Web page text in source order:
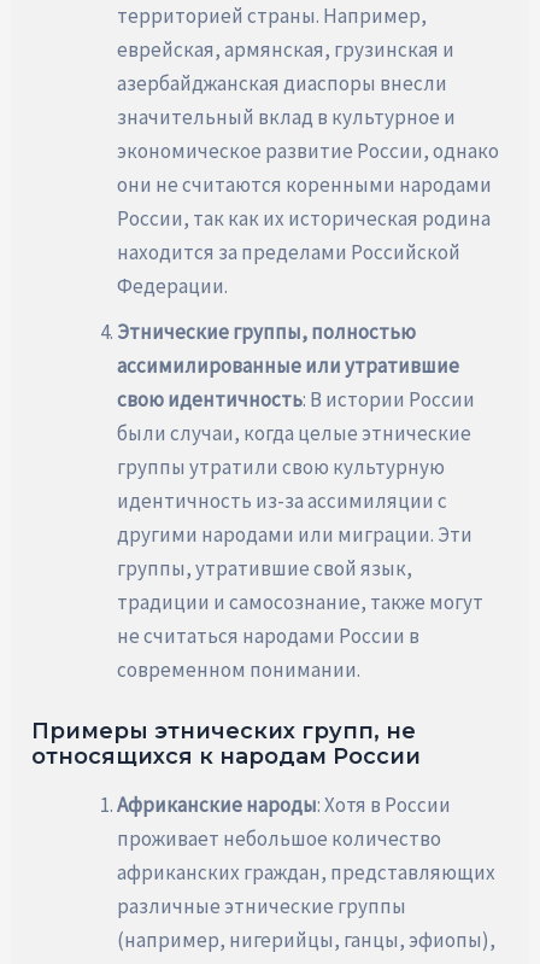
территорией страны. Например,
еврейская, армянская, грузинская и
азербайджанская диаспоры внесли
значительный вклад в культурное и
экономическое развитие России, однако
они не считаются коренными народами
России, так как их историческая родина
находится за пределами Российской
Федерации.
Этнические группы, полностью
ассимилированные или утратившие
свою идентичность: В истории России
были случаи, когда целые этнические
группы утратили свою культурную
идентичность из-за ассимиляции с
другими народами или миграции. Эти
группы, утратившие свой язык,
традиции и самосознание, также могут
не считаться народами России в
современном понимании.
Примеры этнических групп, не
относящихся к народам России
Африканские народы: Хотя в России
проживает небольшое количество
африканских граждан, представляющих
различные этнические группы
(например, нигерийцы, ганцы, эфиопы),